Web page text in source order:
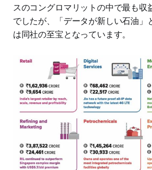
スのコングロマリットの中で最も収
でしたが、「データが新しい石油」
は同社の至宝となっています。